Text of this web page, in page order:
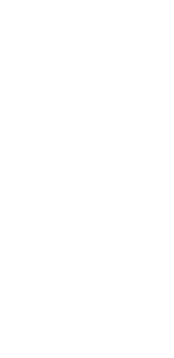
必要ですか？
か？
ありますか？
頼するのとではど